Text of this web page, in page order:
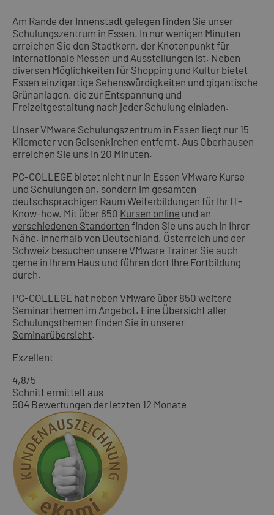
Am Rande der Innenstadt gelegen finden Sie unser
Schulungszentrum in Essen. In nur wenigen Minuten
erreichen Sie den Stadtkern, der Knotenpunkt für
internationale Messen und Ausstellungen ist. Neben
diversen Möglichkeiten für Shopping und Kultur bietet
Essen einzigartige Sehenswürdigkeiten und gigantische
Grünanlagen, die zur Entspannung und
Freizeitgestaltung nach jeder Schulung einladen.
Unser VMware Schulungszentrum in Essen liegt nur 15
Kilometer von Gelsenkirchen entfernt. Aus Oberhausen
erreichen Sie uns in 20 Minuten.
PC-COLLEGE bietet nicht nur in Essen VMware Kurse
und Schulungen an, sondern im gesamten
deutschsprachigen Raum Weiterbildungen für Ihr IT-
Know-how. Mit über 850 Kursen online und an
verschiedenen Standorten finden Sie uns auch in Ihrer
Nähe. Innerhalb von Deutschland, Österreich und der
Schweiz besuchen unsere VMware Trainer Sie auch
gerne in Ihrem Haus und führen dort Ihre Fortbildung
durch.
PC-COLLEGE hat neben VMware über 850 weitere
Seminarthemen im Angebot. Eine Übersicht aller
Schulungsthemen finden Sie in unserer
Seminarübersicht.
Exzellent
4,8/5
Schnitt ermittelt aus
504 Bewertungen der letzten 12 Monate